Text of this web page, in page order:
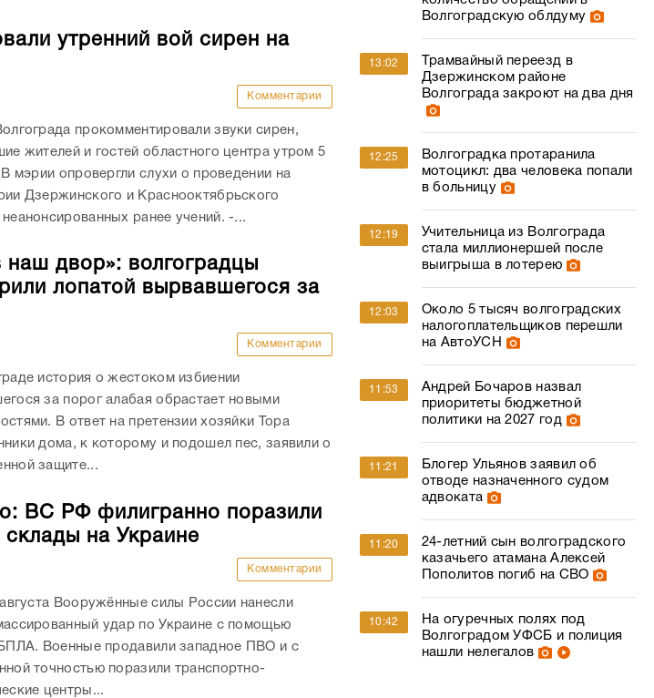
утренний вой сирен на
Комментарии
прокомментировали звуки сирен,
жителей и гостей областного центра утром 5
В мэрии опровергли слухи о проведении на
Дзержинского и Краснооктябрьского
ранее учений. -...
двор»: волгоградцы
лопатой вырвавшегося за
Комментарии
история о жестоком избиении
за порог алабая обрастает новыми
В ответ на претензии хозяйки Тора
дома, к которому и подошел пес, заявили о
защите...
ВС РФ филигранно поразили
склады на Украине
Комментарии
Вооружённые силы России нанесли
удар по Украине с помощью
Военные продавили западное ПВО и с
точностью поразили транспортно-
центры...
Волгоградскую облдуму
13:02
Трамвайный переезд в
Дзержинском районе
Волгограда закроют на два дня
12:25
Волгоградка протаранила
мотоцикл: два человека попали
в больницу
12:19
Учительница из Волгограда
стала миллионершей после
выигрыша в лотерею
12:03
Около 5 тысяч волгоградских
налогоплательщиков перешли
на АвтоУСН
11:53
Андрей Бочаров назвал
приоритеты бюджетной
политики на 2027 год
11:21
Блогер Ульянов заявил об
отводе назначенного судом
адвоката
11:20
24-летний сын волгоградского
казачьего атамана Алексей
Пополитов погиб на СВО
10:42
На огуречных полях под
Волгоградом УФСБ и полиция
нашли нелегалов